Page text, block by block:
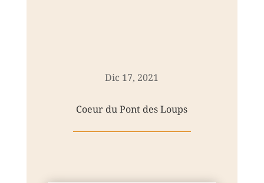
Dic 17, 2021
Coeur du Pont des Loups